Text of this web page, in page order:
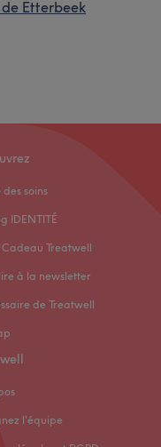
Etterbeek
soins
IDENTITÉ
Treatwell
à la newsletter
de Treatwell
l'équipe